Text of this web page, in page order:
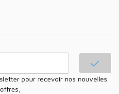
offres,